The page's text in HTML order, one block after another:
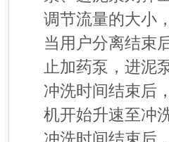
调节流量的大小
当用户分离结束
止加药泵，进泥
冲洗时间结束后
机开始升速至冲